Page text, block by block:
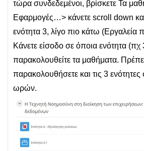
τώρα συνδεδεμένοι, βρίσκετε Τα
Εφαρμογές…> κάνετε scroll down
ενότητα 3, λίγο πιο κάτω
Κάνετε είσοδο σε όποια ενότητα (πχ
παρακολουθείτε τα μαθήματα.
παρακολουθήσετε και τις 3
ωρών.